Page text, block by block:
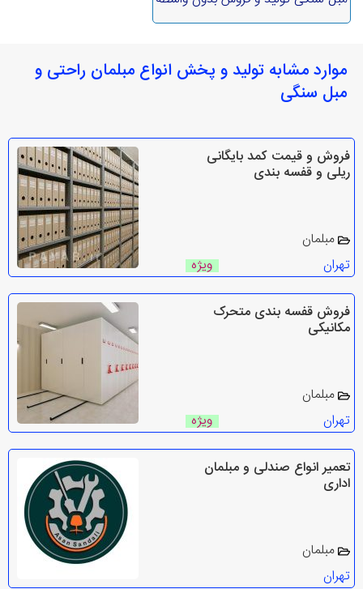
موارد مشابه تولید و پخش انواع مبلمان راحتی و
مبل سنگی
فروش و قیمت کمد بایگانی
ریلی و قفسه بندی
مبلمان
تهران
ویژه
فروش قفسه بندی متحرک
مکانيکی
مبلمان
تهران
ویژه
تعمیر انواع صندلی و مبلمان
اداری
مبلمان
تهران